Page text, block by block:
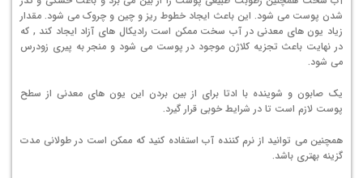
شدن پوست می شود. این باعث ایجاد خطوط ریز و چین و چروک می شود. مقدار
زیاد یون های معدنی در آب سخت ممکن است رادیکال های آزاد ایجاد کند , که
در نهایت باعث تجزیه کلاژن موجود در پوست می شود و منجر به پیری زودرس
می شود.
یک صابون و شوینده با ادتا برای از بین بردن این یون های معدنی از سطح
پوست لازم است تا در شرایط خوبی قرار گیرد.
همچنین می توانید از نرم کننده آب استفاده کنید که ممکن است در طولانی مدت
گزینه بهتری باشد.